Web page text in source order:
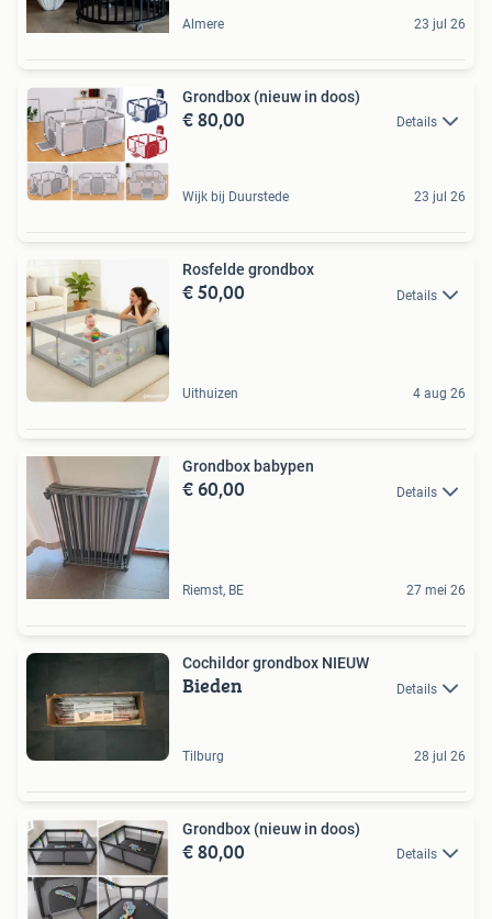
Almere 23 jul 26
Grondbox (nieuw in doos)
€ 80,00 Details
Wijk bij Duurstede 23 jul 26
Rosfelde grondbox
€ 50,00 Details
Uithuizen 4 aug 26
Grondbox babypen
€ 60,00 Details
Riemst, BE 27 mei 26
Cochildor grondbox NIEUW
Bieden Details
Tilburg 28 jul 26
Grondbox (nieuw in doos)
€ 80,00 Details